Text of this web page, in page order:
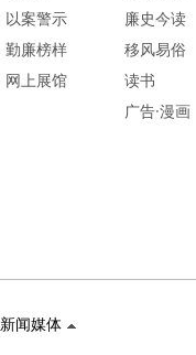
以案警示
勤廉榜样
网上展馆
廉史今读
移风易俗
读书
广告·漫画
新闻媒体